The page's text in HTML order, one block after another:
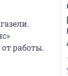
работы.